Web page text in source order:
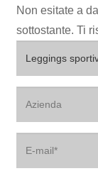
Non esitate a
sottostante. Ti